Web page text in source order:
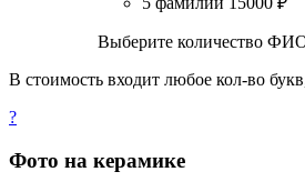
Выберите количество
В стоимость входит любое кол-во
?
Фото на керамике